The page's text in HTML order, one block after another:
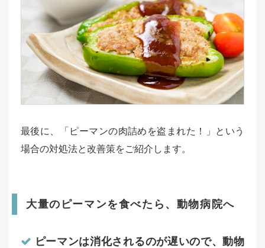
最後に、「ピーマンの肉詰めを盗まれた！」という
場合の対処法と改善策をご紹介します。
大量のピーマンを食べたら、動物病院へ
ピーマンは消化されるのが遅いので、動物